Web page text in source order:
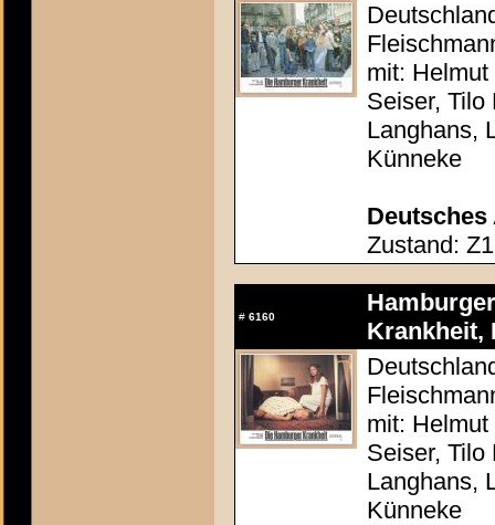
mit:
Seiser, Tilo
Langhans,
Künneke
Deutsches
Zustand: Z1
# 6160
Krankheit,
mit:
Seiser, Tilo
Langhans,
Künneke